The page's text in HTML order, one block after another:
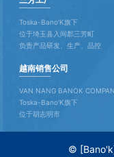
Toska-Bano'K旗下
位于埼玉县入间郡三芳町
负责产品研发、生产、品控
越南销售公司
VAN NANG BANOK
Toska-Bano'K旗下
位于胡志明市
©